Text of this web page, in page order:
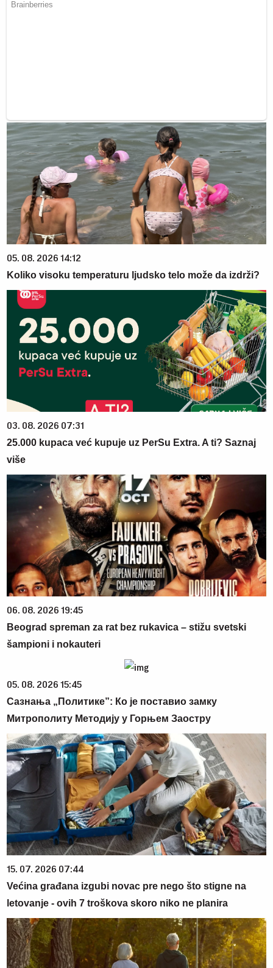
05. 08. 2026 14:12
Koliko visoku temperaturu ljudsko telo može da izdrži?
03. 08. 2026 07:31
25.000 kupaca već kupuje uz PerSu Extra. A ti? Saznaj
više
06. 08. 2026 19:45
Beograd spreman za rat bez rukavica – stižu svetski
šampioni i nokauteri
05. 08. 2026 15:45
Сазнања „Политике”: Ко је поставио замку
Митрополиту Методију у Горњем Заостру
15. 07. 2026 07:44
Većina građana izgubi novac pre nego što stigne na
letovanje - ovih 7 troškova skoro niko ne planira